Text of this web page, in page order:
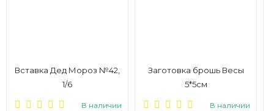
Вставка Дед Мороз №42,
1/6
В наличии
Заготовка брошь Весы
5*5см
В наличии